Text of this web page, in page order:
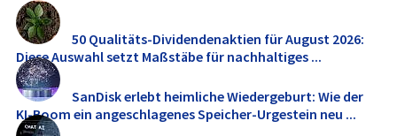
50 Qualitäts-Dividendenaktien für August 2026:
Diese Auswahl setzt Maßstäbe für nachhaltiges ...
SanDisk erlebt heimliche Wiedergeburt: Wie der
KI-Boom ein angeschlagenes Speicher-Urgestein neu ...